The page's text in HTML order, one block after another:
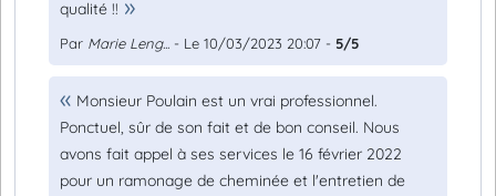
qualité !!
Par Marie Leng... - Le 10/03/2023 20:07 - 5/5
Monsieur Poulain est un vrai professionnel.
Ponctuel, sûr de son fait et de bon conseil. Nous
avons fait appel à ses services le 16 février 2022
pour un ramonage de cheminée et l'entretien de